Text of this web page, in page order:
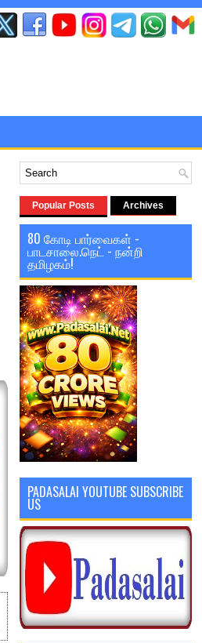
Popular Posts Archives
80 கோடி பார்வைகள் -
பாடசாலை.நெட் - நன்றி
தமிழகம்!
PADASALAI YOUTUBE SUBSCRIBE
US